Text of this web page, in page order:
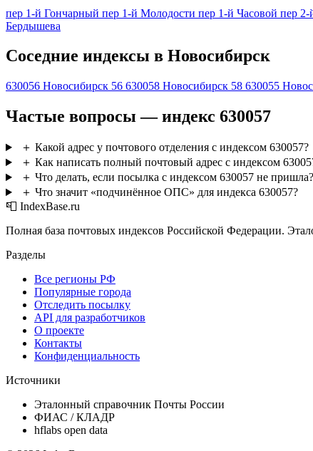
пер 1-й Гончарный пер 1-й Молодости пер 1-й Часовой пер 2-
Бердышева
Соседние индексы в Новосибирск
630056 Новосибирск 56 630058 Новосибирск 58 630055
Частые вопросы — индекс 630057
＋ Какой адрес у почтового отделения с индексом 630057?
＋ Как написать полный почтовый адрес с индексом
＋ Что делать, если посылка с индексом 630057 не пришла?
＋ Что значит «подчинённое ОПС» для индекса 630057?
📮 IndexBase.ru
Полная база почтовых индексов Российской Федерации.
Разделы
Все регионы РФ
Популярные города
Отследить посылку
API для разработчиков
О проекте
Контакты
Конфиденциальность
Источники
Эталонный справочник Почты России
ФИАС / КЛАДР
hflabs open data